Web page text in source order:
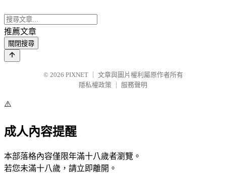
推薦文章
關閉搜尋
© 2026 PIXNET
文章與圖片權利屬原作者所有
隱私權政策
服務聲明
⚠️
成人內容提醒
本部落格內容僅限年滿十八歲者瀏覽。
若您未滿十八歲，請立即離開。